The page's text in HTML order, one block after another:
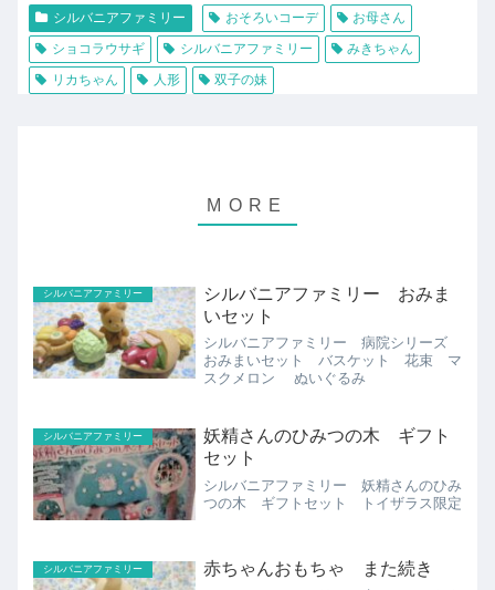
シルバニアファミリー おそろいコーデ
お母さん
ショコラウサギ
シルバニアファミリー
みきちゃん
リカちゃん
人形 双子の妹
シルバニアファミリー
シルバニアファミリー おみま
いセット
シルバニアファミリー 病院シリーズ
おみまいセット バスケット 花束 マ
スクメロン ぬいぐるみ
シルバニアファミリー
妖精さんのひみつの木 ギフト
セット
シルバニアファミリー 妖精さんのひみ
つの木 ギフトセット トイザラス限定
シルバニアファミリー 赤ちゃんおもちゃ また続き